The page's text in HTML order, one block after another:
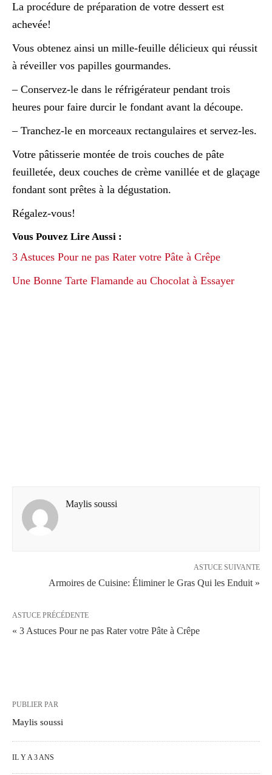
La procédure de préparation de votre dessert est
achevée!
Vous obtenez ainsi un mille-feuille délicieux qui réussit
à réveiller vos papilles gourmandes.
– Conservez-le dans le réfrigérateur pendant trois
heures pour faire durcir le fondant avant la découpe.
– Tranchez-le en morceaux rectangulaires et servez-les.
Votre pâtisserie montée de trois couches de pâte
feuilletée, deux couches de crème vanillée et de glaçage
fondant sont prêtes à la dégustation.
Régalez-vous!
Vous Pouvez Lire Aussi :
3 Astuces Pour ne pas Rater votre Pâte à Crêpe
Une Bonne Tarte Flamande au Chocolat à Essayer
Maylis soussi
ASTUCE SUIVANTE
Armoires de Cuisine: Éliminer le Gras Qui les Enduit »
ASTUCE PRÉCÉDENTE
« 3 Astuces Pour ne pas Rater votre Pâte à Crêpe
PUBLIER PAR
Maylis soussi
IL Y A 3 ANS